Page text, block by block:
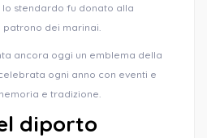
lo stendardo fu donato alla
, patrono dei marinai.
ancora oggi un emblema della
celebrata ogni anno con eventi e
e tradizione.
diporto